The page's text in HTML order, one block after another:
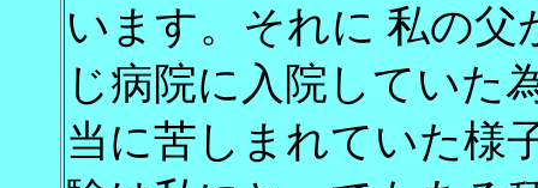
います。それに 私の
じ病院に入院していた
当に苦しまれていた様